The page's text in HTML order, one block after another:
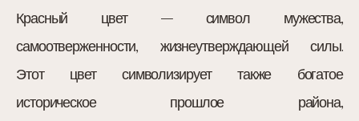
Красный цвет – символ мужества,
самоотверженности, жизнеутверждающей силы.
Этот цвет символизирует также богатое
историческое прошлое района,